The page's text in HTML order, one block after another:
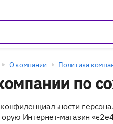
О компании Политика
по
Интернет-магазин